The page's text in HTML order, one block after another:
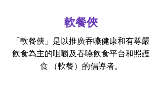
軟餐俠
「軟餐俠」是以推廣吞嚥健康和有尊嚴
飲食為主的咀嚼及吞嚥飲食平台和照護
食 （軟餐）的倡導者。